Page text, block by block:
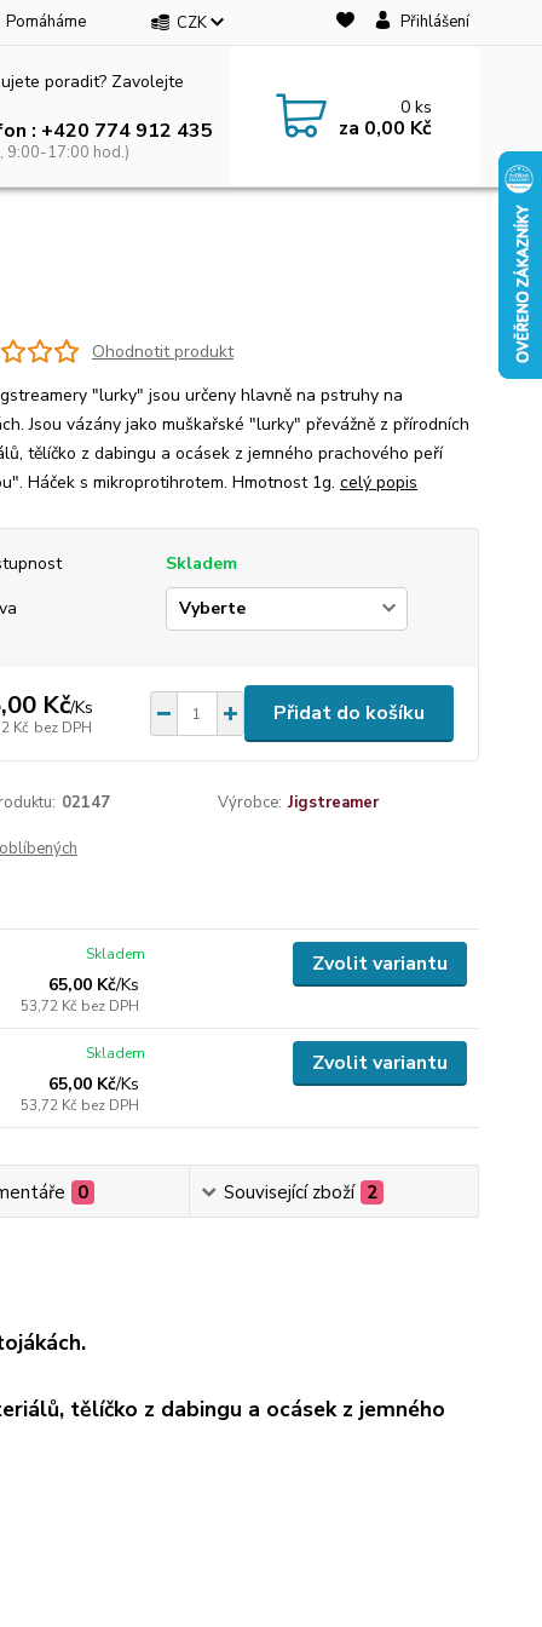
Pomáháme CZK Přihlášení
poradit? Zavolejte
: +420 774 912 435
9:00-17:00 hod.)
0ks
za 0,00 Kč
Ohodnotit produkt
"lurky" jsou určeny hlavně na pstruhy na
Jsou vázány jako muškařské "lurky" převážně z přírodních
tělíčko z dabingu a ocásek z jemného prachového peří
Háček s mikroprotihrotem. Hmotnost 1g. celý popis
Skladem
Kč/Ks
Kč bez DPH
Přidat do košíku
02147 Výrobce: Jigstreamer
65,00 Kč/Ks
53,72 Kč bez DPH
Skladem Zvolit variantu
65,00 Kč/Ks
53,72 Kč bez DPH
Skladem Zvolit variantu
0 Související zboží 2
tělíčko z dabingu a ocásek z jemného